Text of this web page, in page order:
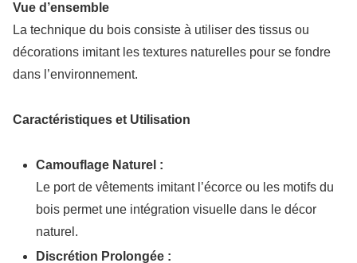
Vue d’ensemble
La technique du bois consiste à utiliser des tissus ou
décorations imitant les textures naturelles pour se fondre
dans l’environnement.
Caractéristiques et Utilisation
Camouflage Naturel :
Le port de vêtements imitant l’écorce ou les motifs du
bois permet une intégration visuelle dans le décor
naturel.
Discrétion Prolongée :